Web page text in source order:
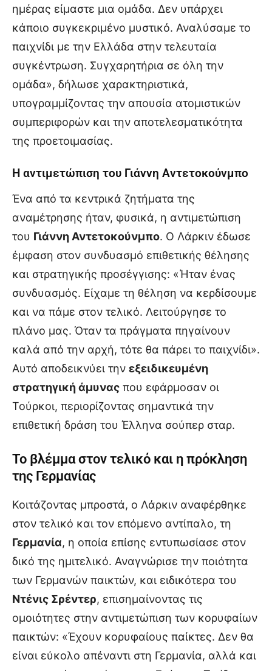
ημέρας είμαστε μια ομάδα. Δεν υπάρχει
κάποιο συγκεκριμένο μυστικό. Αναλύσαμε το
παιχνίδι με την Ελλάδα στην τελευταία
συγκέντρωση. Συγχαρητήρια σε όλη την
ομάδα», δήλωσε χαρακτηριστικά,
υπογραμμίζοντας την απουσία ατομιστικών
συμπεριφορών και την αποτελεσματικότητα
της προετοιμασίας.
Η αντιμετώπιση του Γιάννη Αντετοκούνμπο
Ένα από τα κεντρικά ζητήματα της
αναμέτρησης ήταν, φυσικά, η αντιμετώπιση
του Γιάννη Αντετοκούνμπο. Ο Λάρκιν έδωσε
έμφαση στον συνδυασμό επιθετικής θέλησης
και στρατηγικής προσέγγισης: «Ήταν ένας
συνδυασμός. Είχαμε τη θέληση να κερδίσουμε
και να πάμε στον τελικό. Λειτούργησε το
πλάνο μας. Όταν τα πράγματα πηγαίνουν
καλά από την αρχή, τότε θα πάρει το παιχνίδι».
Αυτό αποδεικνύει την εξειδικευμένη
στρατηγική άμυνας που εφάρμοσαν οι
Τούρκοι, περιορίζοντας σημαντικά την
επιθετική δράση του Έλληνα σούπερ σταρ.
Το βλέμμα στον τελικό και η πρόκληση
της Γερμανίας
Κοιτάζοντας μπροστά, ο Λάρκιν αναφέρθηκε
στον τελικό και τον επόμενο αντίπαλο, τη
Γερμανία, η οποία επίσης εντυπωσίασε στον
δικό της ημιτελικό. Αναγνώρισε την ποιότητα
των Γερμανών παικτών, και ειδικότερα του
Ντένις Σρέντερ, επισημαίνοντας τις
ομοιότητες στην αντιμετώπιση των κορυφαίων
παικτών: «Έχουν κορυφαίους παίκτες. Δεν θα
είναι εύκολο απέναντι στη Γερμανία, αλλά και